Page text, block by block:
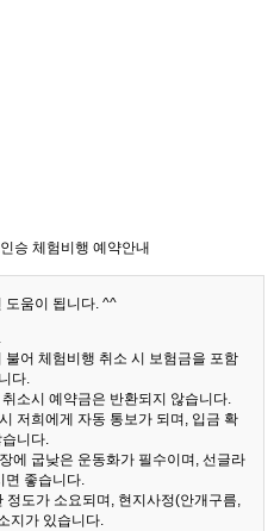
승 체험비행 예약안내
도움이 됩니다. ^^
어 체험비행 취소 시 보험금을 포함
다.
소시 예약금은 반환되지 않습니다.
저희에게 자동 통보가 되며, 입금 확
니다.
에 굽낮은 운동화가 필수이며, 선글라
면 좋습니다.
도가 소요되며, 현지사정(안개구름,
지가 있습니다.